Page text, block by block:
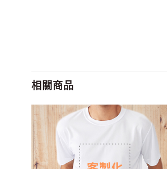
相關商品